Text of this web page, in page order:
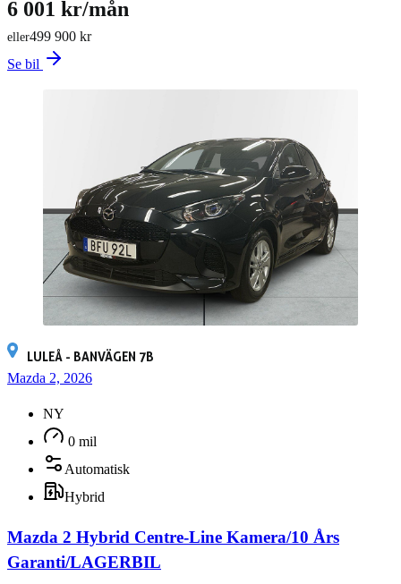
499 900 kr
eller
6 001 kr/mån
Se bil
LULEÅ - BANVÄGEN 7B
Mazda 2, 2026
NY
0 mil
Automatisk
Hybrid
Mazda 2 Hybrid Centre-Line Kamera/10 Års
Garanti/LAGERBIL